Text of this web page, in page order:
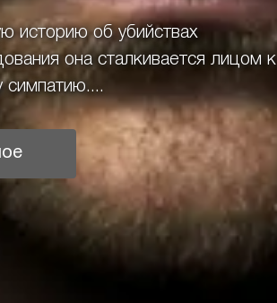
историю об убийствах
она сталкивается лицом к
симпатию....